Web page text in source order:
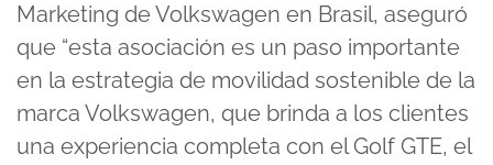
Marketing de Volkswagen en Brasil, aseguró
que “esta asociación es un paso importante
en la estrategia de movilidad sostenible de la
marca Volkswagen, que brinda a los clientes
una experiencia completa con el Golf GTE, el